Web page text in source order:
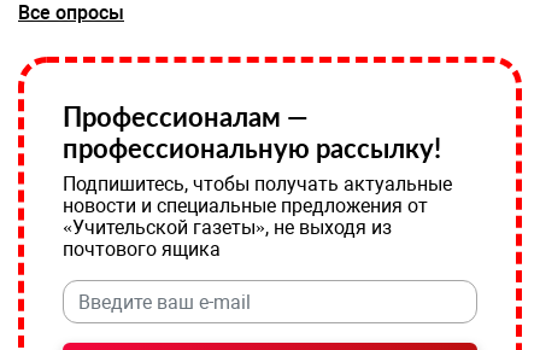
Все опросы
Профессионалам —
профессиональную рассылку!
Подпишитесь, чтобы получать актуальные
новости и специальные предложения от
«Учительской газеты», не выходя из
почтового ящика